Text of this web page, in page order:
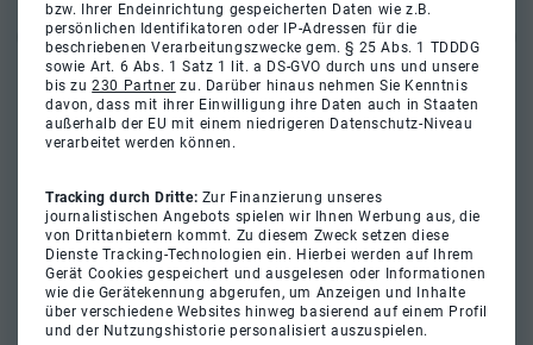
bzw. Ihrer Endeinrichtung gespeicherten Daten wie z.B.
persönlichen Identifikatoren oder IP-Adressen für die
beschriebenen Verarbeitungszwecke gem. § 25 Abs. 1 TDDDG
sowie Art. 6 Abs. 1 Satz 1 lit. a DS-GVO durch uns und unsere
bis zu230 Partner zu. Darüber hinaus nehmen Sie Kenntnis
davon, dass mit ihrer Einwilligung ihre Daten auch in Staaten
außerhalb der EU mit einem niedrigeren Datenschutz-Niveau
verarbeitet werden können.
Tracking durch Dritte: Zur Finanzierung unseres
journalistischen Angebots spielen wir Ihnen Werbung aus, die
von Drittanbietern kommt. Zu diesem Zweck setzen diese
Dienste Tracking-Technologien ein. Hierbei werden auf Ihrem
Gerät Cookies gespeichert und ausgelesen oder Informationen
wie die Gerätekennung abgerufen, um Anzeigen und Inhalte
über verschiedene Websites hinweg basierend auf einem Profil
und der Nutzungshistorie personalisiert auszuspielen.